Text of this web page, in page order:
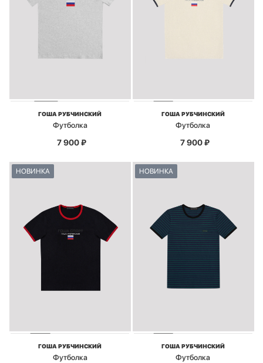
ГОША РУБЧИНСКИЙ
Футболка
7 900₽
ГОША РУБЧИНСКИЙ
Футболка
7 900₽
НОВИНКА
ГОША РУБЧИНСКИЙ
Футболка
НОВИНКА
ГОША РУБЧИНСКИЙ
Футболка